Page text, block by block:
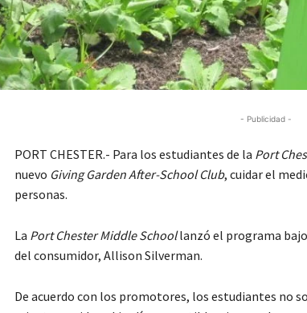
- Publicidad -
PORT CHESTER.- Para los estudiantes de la Port
nuevo Giving Garden After-School Club, cuidar el
personas.
La Port Chester Middle Schoollanzó el programa
del consumidor, Allison Silverman.
De acuerdo con los promotores, los estudiantes no